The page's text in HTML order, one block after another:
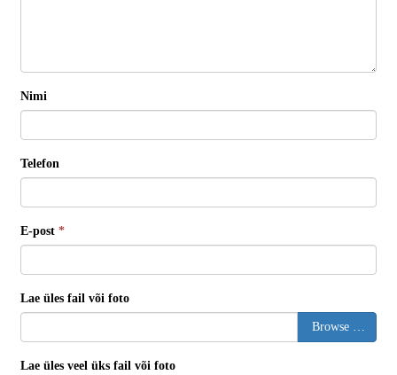
Nimi
Telefon
E-post *
Lae üles fail või foto
Browse …
Lae üles veel üks fail või foto